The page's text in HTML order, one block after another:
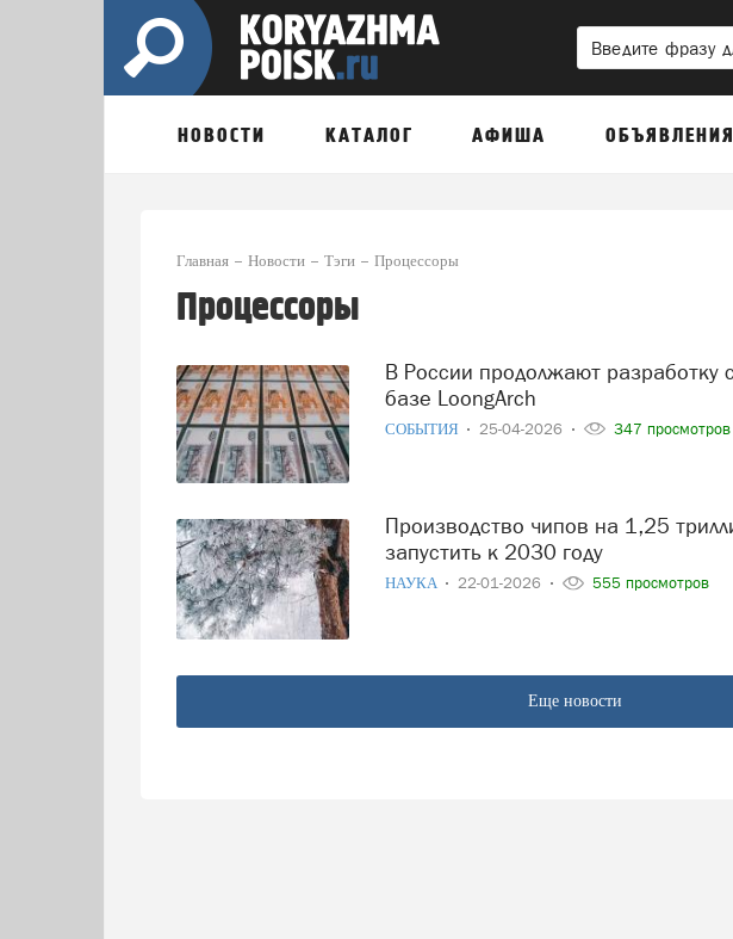
НОВОСТИ КАТАЛОГ АФИША ОБЪЯВЛЕНИЯ
Главная Новости Тэги Процессоры
Процессоры
В России продолжают разработку собственного чипа на
базе LoongArch
СОБЫТИЯ 25-04-2026 347 просмотров
Производство чипов на 1,25 триллиона рублей планируют
запустить к 2030 году
НАУКА 22-01-2026 555 просмотров
Еще новости